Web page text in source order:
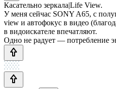
Касательно зеркала|Life View.
У меня сейчас SONY A65, с
view и автофокус в видео
в видоискателе впечатляют.
Одно не радует — потребление